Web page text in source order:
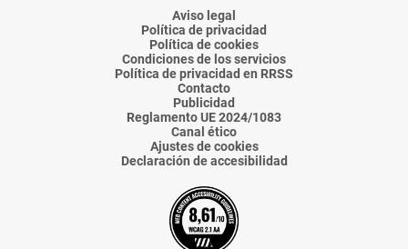
AlmeríaAlmeríaAlmería
Almería
Aviso legal
Política de privacidad
Política de cookies
Condiciones de los servicios
Política de privacidad en RRSS
Contacto
Publicidad
Reglamento UE 2024/1083
Canal ético
Ajustes de cookies
Declaración de accesibilidad